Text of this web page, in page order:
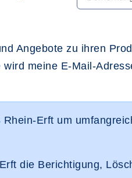
Angebote zu ihren
meine E-Mail-
Erft um
die Berichtigung,